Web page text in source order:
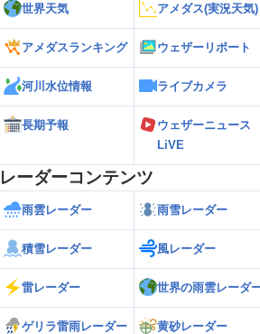
世界天気 アメダス(実況天気)
アメダスランキング ウェザーリポート
河川水位情報 ライブカメラ
長期予報
ウェザーニュース
LiVE
レーダーコンテンツ
雨雲レーダー 雨雪レーダー
積雪レーダー 風レーダー
雷レーダー 世界の雨雲レーダ
ゲリラ雷雨レーダー 黄砂レーダー